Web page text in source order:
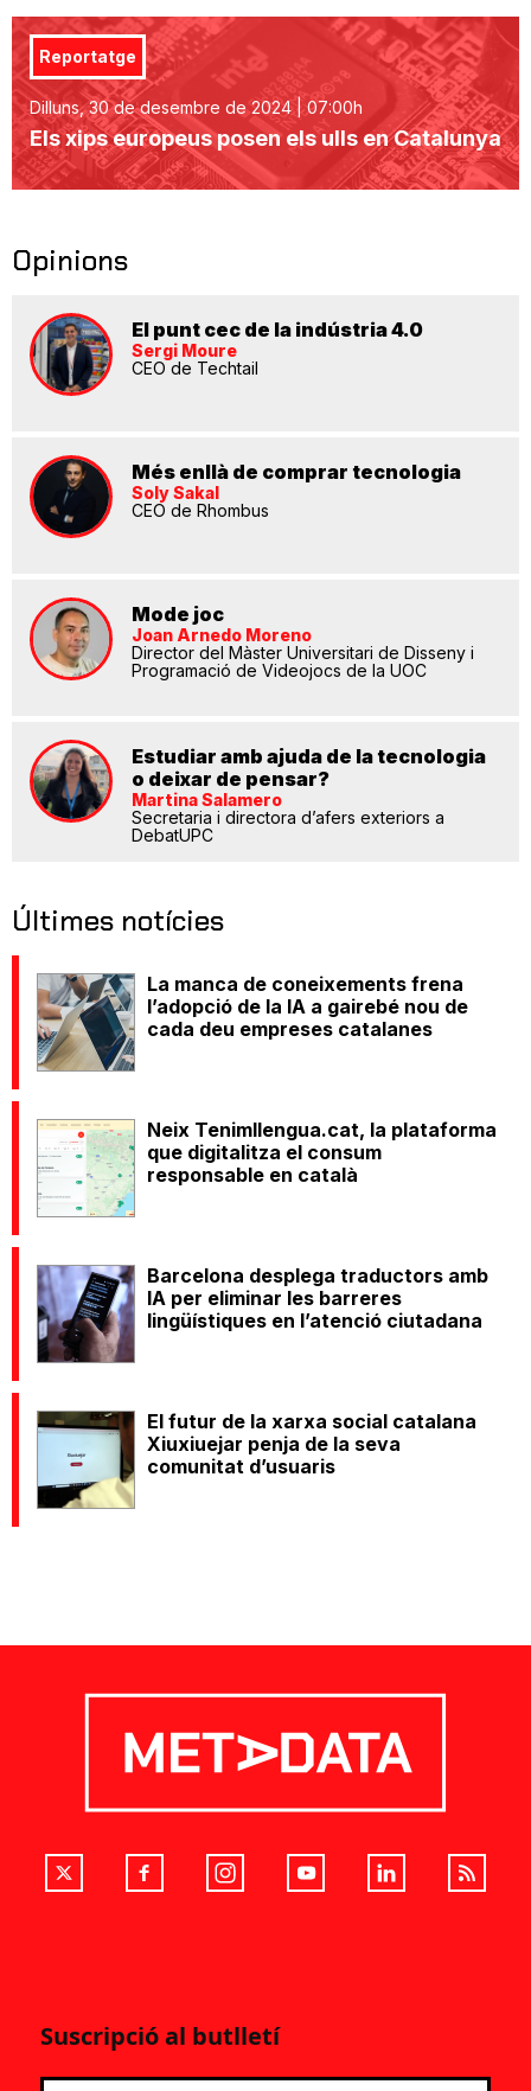
Reportatge
Dilluns, 30 de desembre de 2024 | 07:00h
Els xips europeus posen els ulls en Catalunya
Opinions
El punt cec de la indústria 4.0
Sergi Moure
CEO de Techtail
Més enllà de comprar tecnologia
Soly Sakal
CEO de Rhombus
Mode joc
Joan Arnedo Moreno
Director del Màster Universitari de Disseny i
Programació de Videojocs de la UOC
Estudiar amb ajuda de la tecnologia
o deixar de pensar?
Martina Salamero
Secretaria i directora d’afers exteriors a
DebatUPC
Últimes notícies
La manca de coneixements frena
l’adopció de la IA a gairebé nou de
cada deu empreses catalanes
Neix Tenimllengua.cat, la plataforma
que digitalitza el consum
responsable en català
Barcelona desplega traductors amb
IA per eliminar les barreres
lingüístiques en l’atenció ciutadana
El futur de la xarxa social catalana
Xiuxiuejar penja de la seva
comunitat d’usuaris
Suscripció al butlletí